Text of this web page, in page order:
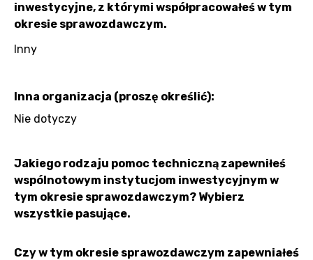
inwestycyjne, z którymi współpracowałeś w tym
okresie sprawozdawczym.
Inny
Inna organizacja (proszę określić):
Nie dotyczy
Jakiego rodzaju pomoc techniczną zapewniłeś
wspólnotowym instytucjom inwestycyjnym w
tym okresie sprawozdawczym? Wybierz
wszystkie pasujące.
Czy w tym okresie sprawozdawczym zapewniałeś